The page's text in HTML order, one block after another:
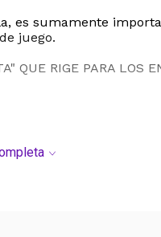
es sumamente
juego.
QUE RIGE PARA LOS